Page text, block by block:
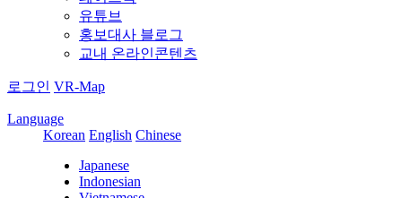
유튜브
홍보대사 블로그
교내 온라인콘텐츠
로그인 VR-Map
Language
Korean English Chinese
Japanese
Indonesian